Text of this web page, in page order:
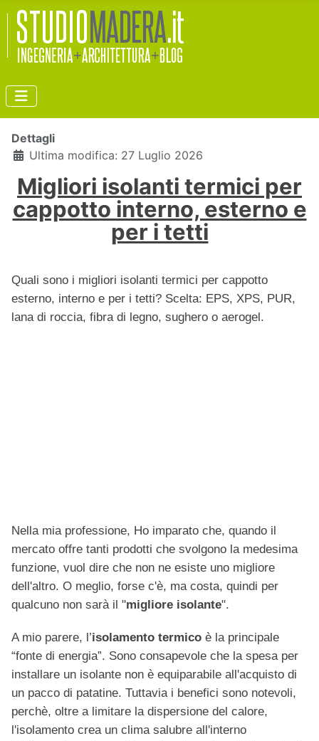
Dettagli
Ultima modifica: 27 Luglio 2026
Migliori isolanti termici per
cappotto interno, esterno e
per i tetti
Quali sono i migliori isolanti termici per cappotto
esterno, interno e per i tetti? Scelta: EPS, XPS, PUR,
lana di roccia, fibra di legno, sughero o aerogel.
Nella mia professione, Ho imparato che, quando il
mercato offre tanti prodotti che svolgono la medesima
funzione, vuol dire che non ne esiste uno migliore
dell'altro. O meglio, forse c'è, ma costa, quindi per
qualcuno non sarà il "migliore isolante".
A mio parere, l’isolamento termico è la principale
“fonte di energia”. Sono consapevole che la spesa per
installare un isolante non è equiparabile all'acquisto di
un pacco di patatine. Tuttavia i benefici sono notevoli,
perchè, oltre a limitare la dispersione del calore,
l'isolamento crea un clima salubre all'interno